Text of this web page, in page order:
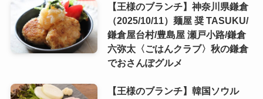
【王様のブランチ】神奈川県鎌倉
（2025/10/11）麺屋 奨 TASUKU/
鎌倉屋台村/豊島屋 瀬戸小路/鎌倉
六弥太〈ごはんクラブ〉秋の鎌倉
でおさんぽグルメ
【王様のブランチ】韓国ソウル